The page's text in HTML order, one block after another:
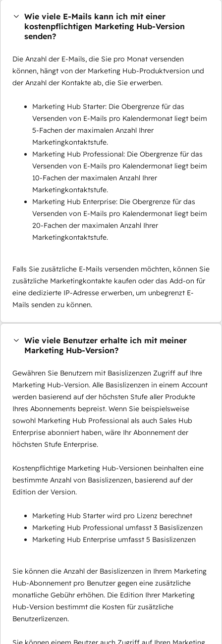
Wie viele E-Mails kann ich mit einer
kostenpflichtigen Marketing Hub-Version
senden?
Die Anzahl der E-Mails, die Sie pro Monat versenden
können, hängt von der Marketing Hub-Produktversion und
der Anzahl der Kontakte ab, die Sie erwerben.
Marketing Hub Starter: Die Obergrenze für das
Versenden von E-Mails pro Kalendermonat liegt beim
5-Fachen der maximalen Anzahl Ihrer
Marketingkontaktstufe.
Marketing Hub Professional: Die Obergrenze für das
Versenden von E-Mails pro Kalendermonat liegt beim
10-Fachen der maximalen Anzahl Ihrer
Marketingkontaktstufe.
Marketing Hub Enterprise: Die Obergrenze für das
Versenden von E-Mails pro Kalendermonat liegt beim
20-Fachen der maximalen Anzahl Ihrer
Marketingkontaktstufe.
Falls Sie zusätzliche E-Mails versenden möchten, können Sie
zusätzliche Marketingkontakte kaufen oder das Add-on für
eine dedizierte IP-Adresse erwerben, um unbegrenzt E-
Mails senden zu können.
Wie viele Benutzer erhalte ich mit meiner
Marketing Hub-Version?
Gewähren Sie Benutzern mit Basislizenzen Zugriff auf Ihre
Marketing Hub-Version. Alle Basislizenzen in einem Account
werden basierend auf der höchsten Stufe aller Produkte
Ihres Abonnements bepreist. Wenn Sie beispielsweise
sowohl Marketing Hub Professional als auch Sales Hub
Enterprise abonniert haben, wäre Ihr Abonnement der
höchsten Stufe Enterprise.
Kostenpflichtige Marketing Hub-Versionen beinhalten eine
bestimmte Anzahl von Basislizenzen, basierend auf der
Edition der Version.
Marketing Hub Starter wird pro Lizenz berechnet
Marketing Hub Professional umfasst 3 Basislizenzen
Marketing Hub Enterprise umfasst 5 Basislizenzen
Sie können die Anzahl der Basislizenzen in Ihrem Marketing
Hub-Abonnement pro Benutzer gegen eine zusätzliche
monatliche Gebühr erhöhen. Die Edition Ihrer Marketing
Hub-Version bestimmt die Kosten für zusätzliche
Benutzerlizenzen.